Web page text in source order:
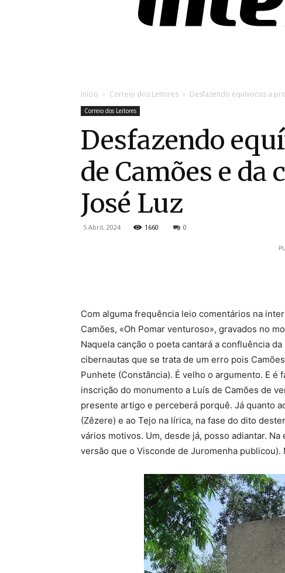
Início Correio dos Leitores Desfazendo equívocos a
Correio dos Leitores
Desfazendo
de Camões e da
José Luz
5 Abril, 2024 1660 0
Com alguma frequência leio comentários na
Camões, «Oh Pomar venturoso», gravados no
Naquela canção o poeta cantará a confluência
cibernautas que se trata de um erro pois
Punhete (Constância). É velho o argumento. E
inscrição do monumento a Luís de Camões de
presente artigo e perceberá porquê. Já quanto
(Zêzere) e ao Tejo na lírica, na fase do dito
vários motivos. Um, desde já, posso adiantar.
versão que o Visconde de Juromenha